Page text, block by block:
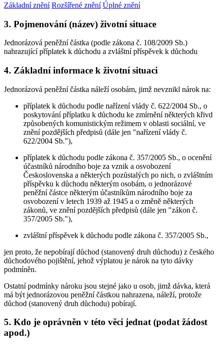
Základní znění Rozšířené znění Úplné znění
3. Pojmenování (název) životní situace
Jednorázová peněžní částka (podle zákona č. 108/2009 Sb.)
nahrazující příplatek k důchodu a zvláštní příspěvek k důchodu
4. Základní informace k životní situaci
Jednorázová peněžní částka náleží osobám, jimž nevznikl nárok na:
příplatek k důchodu podle nařízení vlády č. 622/2004 Sb., o
poskytování příplatku k důchodu ke zmírnění některých křivd
způsobených komunistickým režimem v oblasti sociální, ve
znění pozdějších předpisů (dále jen "nařízení vlády č.
622/2004 Sb."),
příplatek k důchodu podle zákona č. 357/2005 Sb., o ocenění
účastníků národního boje za vznik a osvobození
Československa a některých pozůstalých po nich, o zvláštním
příspěvku k důchodu některým osobám, o jednorázové
peněžní částce některým účastníkům národního boje za
osvobození v letech 1939 až 1945 a o změně některých
zákonů, ve znění pozdějších předpisů (dále jen "zákon č.
357/2005 Sb."),
zvláštní příspěvek k důchodu podle zákona č. 357/2005 Sb.,
jen proto, že nepobírají důchod (stanovený druh důchodu) z českého
důchodového pojištění, jehož výplatou je nárok na tyto dávky
podmíněn.
Ostatní podmínky nároku jsou stejné jako u osob, jimž dávka, která
má být jednorázovou peněžní částkou nahrazena, náleží, protože
důchod (stanovený druh důchodu) pobírají.
5. Kdo je oprávněn v této věci jednat (podat žádost
apod.)